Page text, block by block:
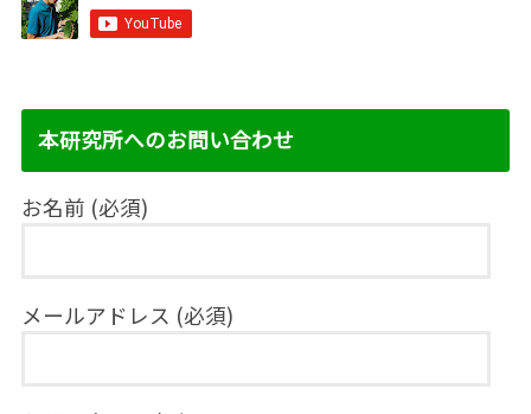
本研究所へのお問い合わせ
お名前 (必須)
メールアドレス (必須)